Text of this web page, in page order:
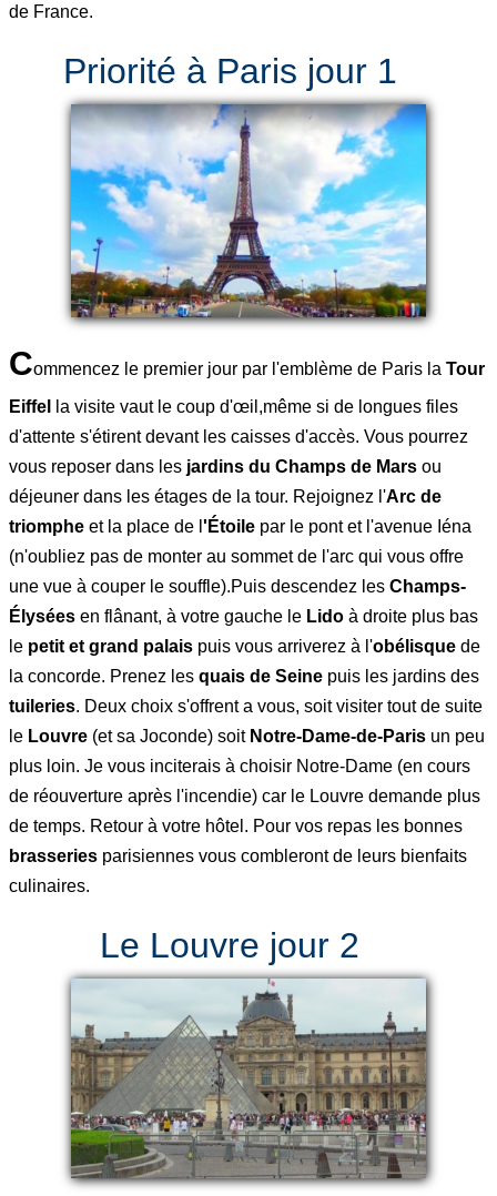
de France.
Priorité à Paris jour 1
Commencez le premier jour par l'emblème de Paris la Tour
Eiffel
la visite vaut le coup d'œil,même si de longues files
d'attente s'étirent devant les caisses d'accès. Vous pourrez
vous reposer dans les jardins du Champs de Mars ou
déjeuner dans les étages de la tour. Rejoignez l'Arc de
triomphe et la place de l 'Étoile par le pont et l'avenue Iéna
(n'oubliez pas de monter au sommet de l'arc qui vous offre
une vue à couper le souffle).Puis descendez les Champs-
Élysées en flânant, à votre gauche le Lido à droite plus bas
le petit et grand palais puis vous arriverez à l'obélisque de
la concorde. Prenez les quais de Seine puis les jardins des
tuileries. Deux choix s'offrent a vous, soit visiter tout de suite
le Louvre (et sa Joconde) soit Notre-Dame-de-Paris un peu
plus loin. Je vous inciterais à choisir Notre-Dame (en cours
de réouverture après l'incendie) car le Louvre demande plus
de temps. Retour à votre hôtel. Pour vos repas les bonnes
brasseries parisiennes vous combleront de leurs bienfaits
culinaires.
Le Louvre jour 2